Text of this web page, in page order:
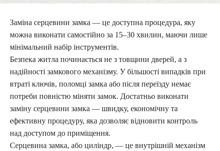
Заміна серцевини замка — це доступна процедура, яку
можна виконати самостійно за 15–30 хвилин, маючи лише
мінімальний набір інструментів.
Безпека житла починається не з товщини дверей, а з
надійності замкового механізму. У більшості випадків при
втраті ключів, поломці замка або після переїзду немає
потреби повністю міняти замок. Достатньо виконати
заміну серцевини замка — швидку, економічну та
ефективну процедуру, яка дозволяє відновити контроль
над доступом до приміщення.
Серцевина замка, або циліндр, — це внутрішній механізм